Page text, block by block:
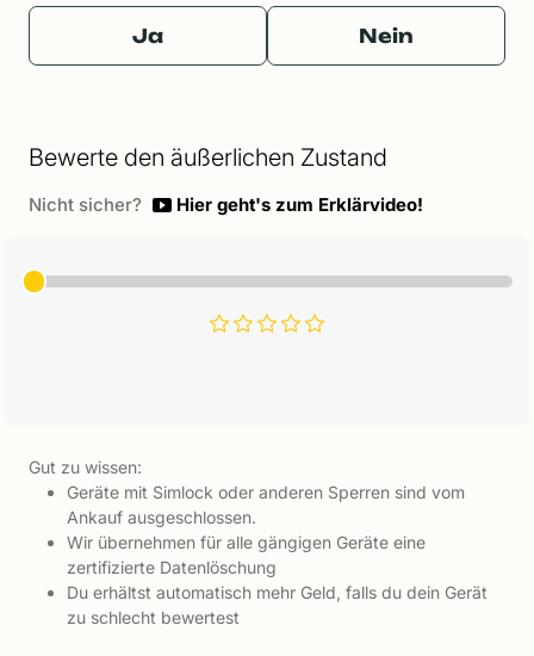
Ja Nein
Bewerte den äußerlichen Zustand
Nicht sicher? Hier geht's zum Erklärvideo!
Gut zu wissen:
Geräte mit Simlock oder anderen Sperren sind vom
Ankauf ausgeschlossen.
Wir übernehmen für alle gängigen Geräte eine
zertifizierte Datenlöschung
Du erhältst automatisch mehr Geld, falls du dein Gerät
zu schlecht bewertest